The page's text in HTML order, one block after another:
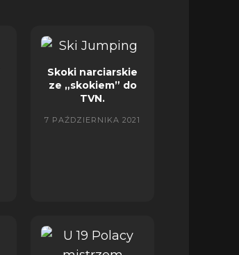
Skoki narciarskie
ze „skokiem” do
TVN.
7 PAŹDZIERNIKA 2021